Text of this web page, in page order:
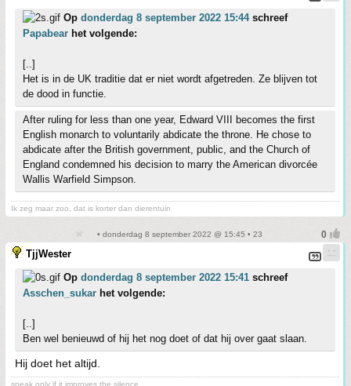
Op donderdag 8 september 2022 15:44schreef
Papabear het volgende:
[..]
Het is in de UK traditie dat er niet wordt afgetreden. Ze blijven tot
de dood in functie.
After ruling for less than one year, Edward VIII becomes the first
English monarch to voluntarily abdicate the throne. He chose to
abdicate after the British government, public, and the Church of
England condemned his decision to marry the American divorcée
Wallis Warfield Simpson.
Ik zeg maar zoo, dat is korter dan dierentuin
• donderdag 8 september 2022 @ 15:45 • 23
TjjWester
Op donderdag 8 september 2022 15:41 schreef
Asschen_sukar het volgende:
[..]
Ben wel benieuwd of hij het nog doet of dat hij over gaat slaan.
Hij doet het altijd.
speak only if it improves the silence.